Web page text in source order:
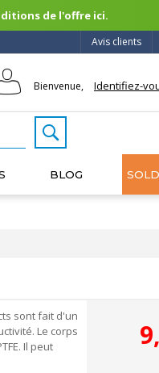
de l'offre ici.
Avis clients
Bienvenue, Identifiez-
BLOG
sont fait d'un
Le corps
Il peut